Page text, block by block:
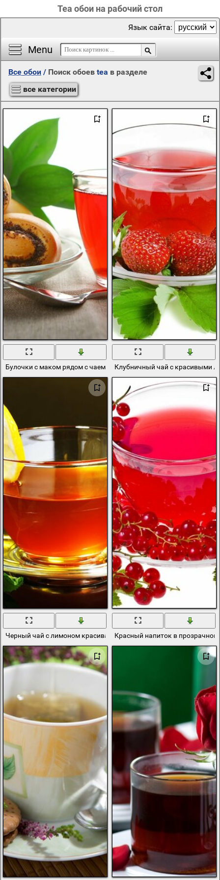
Tea обои на рабочий стол
Menu
Язык сайта:
Все обои / Поиск обоев tea в разделе
все категории
Булочки с маком рядом с чаем Клубничный чай с красивыми
Черный чай с лимоном красивая подачаКрасный напиток в